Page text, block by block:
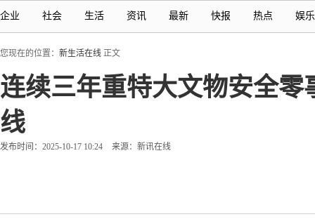
企业 社会 生活 资讯 最新 快报 热点 娱乐
您现在的位置： 新生活在线 正文
连续三年重特大文物安全
线
发布时间：2025-10-17 10:24 来源：新讯在线